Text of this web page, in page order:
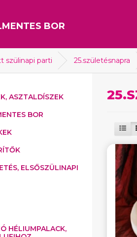
BOR
szülinapi parti 25.születésnapra
ASZTALDÍSZEK
BOR
ELSŐSZÜLINAPI
HÉLIUMPALACK,